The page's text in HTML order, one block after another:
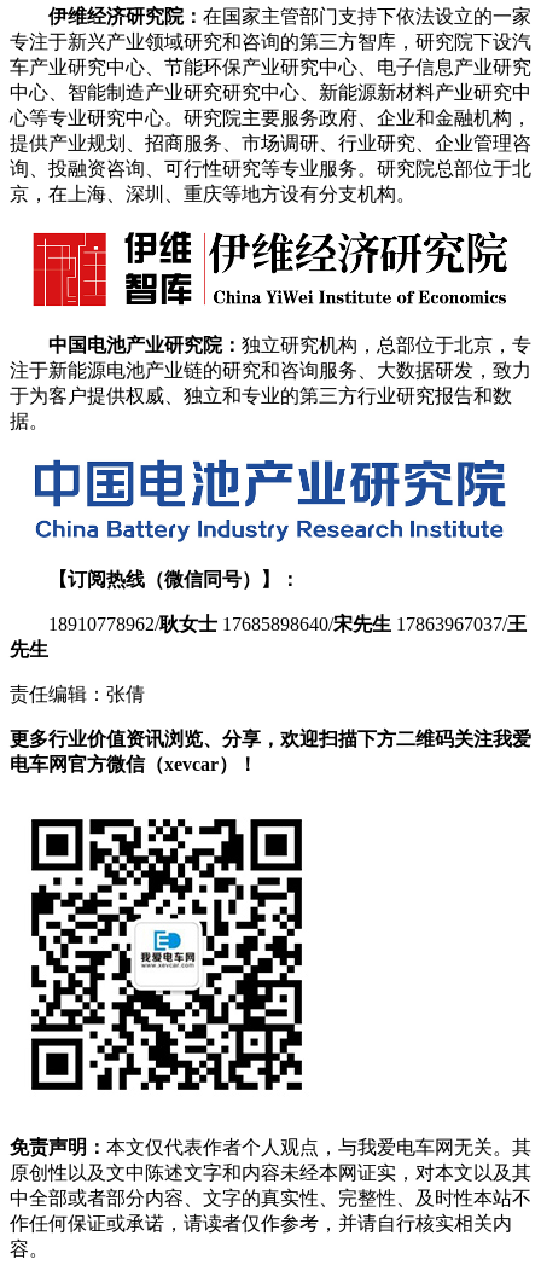
伊维经济研究院： 在国家主管部门支持下依法设立的一家
专注于新兴产业领域研究和咨询的第三方智库，研究院下设汽
车产业研究中心、节能环保产业研究中心、电子信息产业研究
中心、智能制造产业研究研究中心、新能源新材料产业研究中
心等专业研究中心。研究院主要服务政府、企业和金融机构，
提供产业规划、招商服务、市场调研、行业研究、企业管理咨
询、投融资咨询、可行性研究等专业服务。研究院总部位于北
京，在上海、深圳、重庆等地方设有分支机构。
中国电池产业研究院： 独立研究机构，总部位于北京，专
注于新能源电池产业链的研究和咨询服务、大数据研发，致力
于为客户提供权威、独立和专业的第三方行业研究报告和数
据。
【订阅热线（微信同号）】：
18910778962/耿女士 17685898640/宋先生 17863967037/王
先生
责任编辑：张倩
更多行业价值资讯浏览、分享，欢迎扫描下方二维码关注我爱
电车网官方微信（xevcar）！
免责声明： 本文仅代表作者个人观点，与我爱电车网无关。其
原创性以及文中陈述文字和内容未经本网证实，对本文以及其
中全部或者部分内容、文字的真实性、完整性、及时性本站不
作任何保证或承诺，请读者仅作参考，并请自行核实相关内
容。